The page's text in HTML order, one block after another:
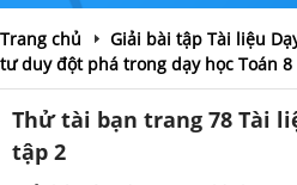
Trang chủ
Giải bài tập Tài liệu
tư duy đột phá trong dạy học Toán 8
Thử tài bạn trang 78 Tài
tập 2